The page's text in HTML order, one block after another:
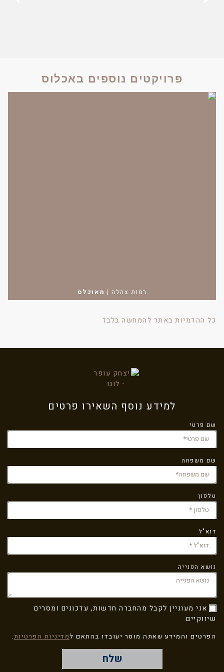
פרויקטים נוספים באכלוס
רמות צהלה | מאוכלס
כל ההדמיות באתר להמחשה בלבד
למידע נוסף השאירו פרטים
שם פרטי
שם משפחה
טלפון
דוא"ל
נושא הפנייה
אני מעוניין לקבל מהחברה חדשות, עדכונים ומסרים
שיווקיים
הפרטים והמידע שאתה מוסר יעובדו בהתאם למדיניות הפרטיות.
שלח